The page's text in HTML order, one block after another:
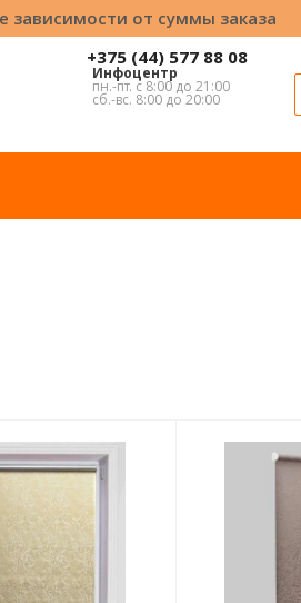
зависимости от суммы заказа
+375 (44) 577 88 08
Инфоцентр
пн.-пт. с 8:00 до 21:00
сб.-вс. 8:00 до 20:00